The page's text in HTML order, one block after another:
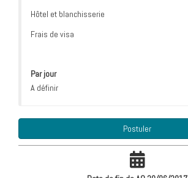
Hôtel et blanchisserie
Frais de visa
Par jour
A définir
Postuler